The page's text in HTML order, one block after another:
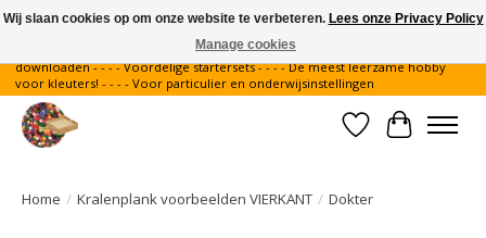
Gratis verzending binnen Nederland - - - - Legvoorbeelden gratis te
downloaden - - - - Voordelige startersets - - - - De meest leerzame hobby
voor kleuters! - - - - Voor particulier en onderwijsinstellingen
Verlanglijst
Home / Kralenplank voorbeelden VIERKANT / Dokter
Wij slaan cookies op om onze website te verbeteren. Lees onze Privacy Policy
Manage cookies